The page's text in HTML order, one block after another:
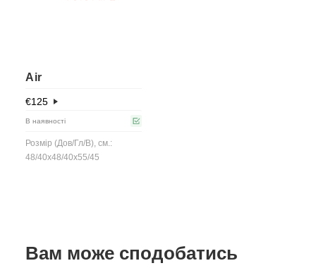
Air
€125
В наявності
Розмір (Дов/Гл/В), см.:
48/40x48/40x55/45
Вам може сподобатись